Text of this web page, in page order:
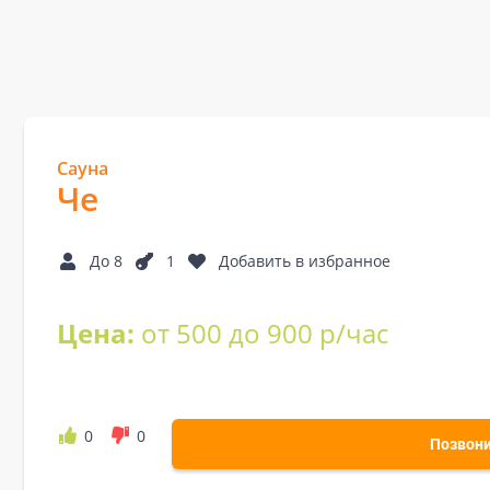
Сауна
Че
До 8 1 Добавить в избранное
Цена: от 500 до 900 р/час
0 0